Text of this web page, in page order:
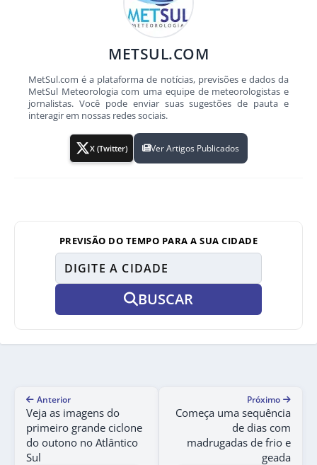
METSUL.COM
MetSul.com é a plataforma de notícias, previsões e dados da
MetSul Meteorologia com uma equipe de meteorologistas e
jornalistas. Você pode enviar suas sugestões de pauta e
interagir em nossas redes sociais.
X (Twitter) Ver Artigos Publicados
PREVISÃO DO TEMPO PARA A SUA CIDADE
BUSCAR
Anterior
Veja as imagens do
primeiro grande ciclone
do outono no Atlântico
Sul
Próximo
Começa uma sequência
de dias com
madrugadas de frio e
geada